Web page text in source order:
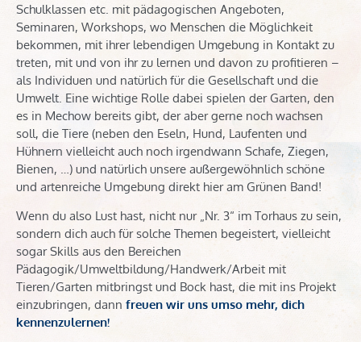
Schulklassen etc. mit pädagogischen Angeboten,
Seminaren, Workshops, wo Menschen die Möglichkeit
bekommen, mit ihrer lebendigen Umgebung in Kontakt zu
treten, mit und von ihr zu lernen und davon zu profitieren –
als Individuen und natürlich für die Gesellschaft und die
Umwelt. Eine wichtige Rolle dabei spielen der Garten, den
es in Mechow bereits gibt, der aber gerne noch wachsen
soll, die Tiere (neben den Eseln, Hund, Laufenten und
Hühnern vielleicht auch noch irgendwann Schafe, Ziegen,
Bienen, …) und natürlich unsere außergewöhnlich schöne
und artenreiche Umgebung direkt hier am Grünen Band!
Wenn du also Lust hast, nicht nur „Nr. 3“ im Torhaus zu sein,
sondern dich auch für solche Themen begeistert, vielleicht
sogar Skills aus den Bereichen
Pädagogik/Umweltbildung/Handwerk/Arbeit mit
Tieren/Garten mitbringst und Bock hast, die mit ins Projekt
einzubringen, dann freuen wir uns umso mehr, dich
kennenzulernen!